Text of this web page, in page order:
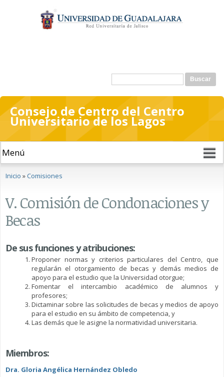
contenido
principal
Formulario de búsqueda
Buscar
Consejo de Centro del Centro
Universitario de los Lagos
Inicio »Comisiones
V. Comisión de Condonaciones y
Becas
De sus funciones y atribuciones:
Proponer normas y criterios particulares del Centro, que
regularán el otorgamiento de becas y demás medios de
apoyo para el estudio que la Universidad otorgue;
Fomentar el intercambio académico de alumnos y
profesores;
Dictaminar sobre las solicitudes de becas y medios de apoyo
para el estudio en su ámbito de competencia, y
Las demás que le asigne la normatividad universitaria.
Miembros:
Dra. Gloria Angélica Hernández Obledo